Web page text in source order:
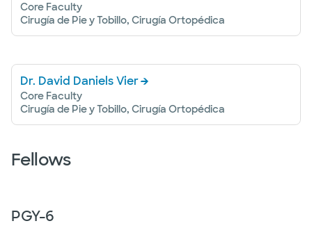
Core Faculty
Cirugía de Pie y Tobillo, Cirugía Ortopédica
Dr. David Daniels Vier
Core Faculty
Cirugía de Pie y Tobillo, Cirugía Ortopédica
Fellows
PGY-6